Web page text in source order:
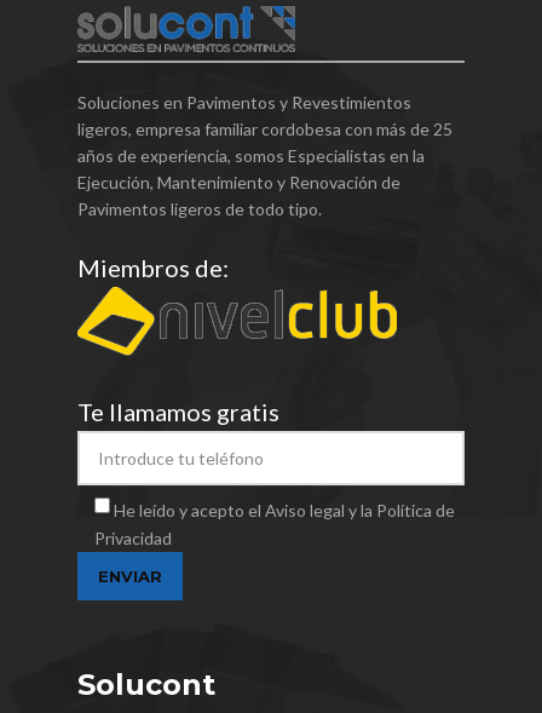
Soluciones en Pavimentos y Revestimientos
ligeros, empresa familiar cordobesa con más de 25
años de experiencia, somos Especialistas en la
Ejecución, Mantenimiento y Renovación de
Pavimentos ligeros de todo tipo.
Miembros de:
Te llamamos gratis
He leído y acepto el Aviso legal y la Política de
Privacidad
Solucont